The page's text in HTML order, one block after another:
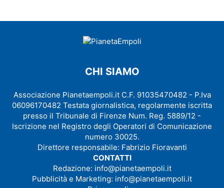
CHI SIAMO
Associazione Pianetaempoli.it C.F. 91035470482 - P.Iva
06096170482 Testata giornalistica, regolarmente iscritta
presso il Tribunale di Firenze Num. Reg. 5889/12 -
Iscrizione nel Registro degli Operatori di Comunicazione
numero 30025.
Direttore responsabile: Fabrizio Fioravanti
CONTATTI
Redazione: info@pianetaempoli.it
Pubblicità e Marketing: info@pianetaempoli.it